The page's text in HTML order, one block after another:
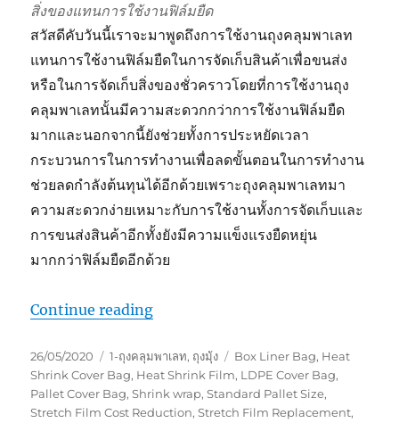
สิ่งของแทนการใช้งานฟิล์มยืด
สวัสดีคับวันนี้เราจะมาพูดถึงการใช้งานถุงคลุมพาเลท
แทนการใช้งานฟิล์มยืดในการจัดเก็บสินค้าเพื่อขนส่ง
หรือในการจัดเก็บสิ่งของชั่วคราวโดยที่การใช้งานถุง
คลุมพาเลทนั้นมีความสะดวกกว่าการใช้งานฟิล์มยืด
มากและนอกจากนี้ยังช่วยทั้งการประหยัดเวลา
กระบวนการในการทำงานเพื่อลดขั้นตอนในการทำงาน
ช่วยลดกำลังต้นทุนได้อีกด้วยเพราะถุงคลุมพาเลทมา
ความสะดวกง่ายเหมาะกับการใช้งานทั้งการจัดเก็บและ
การขนส่งสินค้าอีกทั้งยังมีความแข็งแรงยืดหยุ่น
มากกว่าฟิล์มยืดอีกด้วย
Continue reading“ถุงพลาสติกคลุมพาเลทแทนฟิล์มยืด !!”
Posted
on
26/05/2020 Categories
1-ถุงคลุมพาเลท, ถุงมุ้ง Tags
Box Liner Bag, Heat
Shrink Cover Bag, Heat Shrink Film, LDPE Cover Bag,
Pallet Cover Bag,Shrink wrap,Standard Pallet Size,
Stretch Film Cost Reduction,Stretch Film Replacement,